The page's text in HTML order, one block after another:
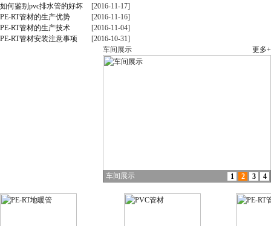
如何鉴别pvc排水管的好坏
[2016-11-17]
PE-RT管材的生产优势
[2016-11-16]
PE-RT管材的生产技术
[2016-11-04]
PE-RT管材安装注意事项
[2016-10-31]
车间展示
更多+
车间展示 1 2 3
4